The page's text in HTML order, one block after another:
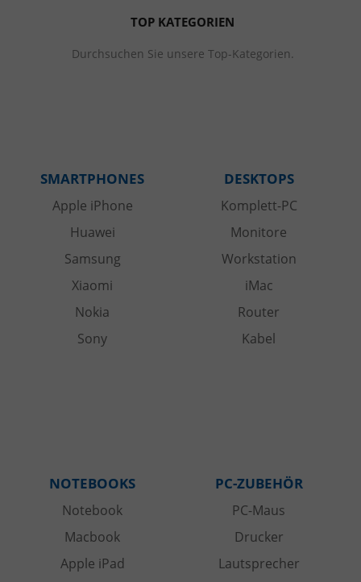
TOP KATEGORIEN
Durchsuchen Sie unsere Top-Kategorien.
SMARTPHONES
Apple iPhone
Huawei
Samsung
Xiaomi
Nokia
Sony
DESKTOPS
Komplett-PC
Monitore
Workstation
iMac
Router
Kabel
NOTEBOOKS
Notebook
Macbook
Apple iPad
PC-ZUBEHÖR
PC-Maus
Drucker
Lautsprecher